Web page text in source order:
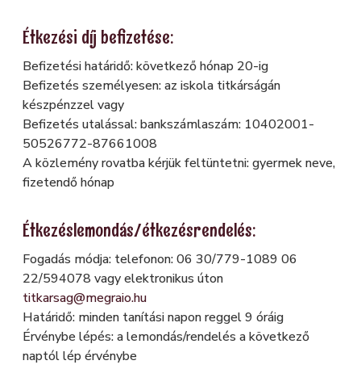
Étkezési díj befizetése:
Befizetési határidő: következő hónap 20-ig
Befizetés személyesen: az iskola titkárságán
készpénzzel vagy
Befizetés utalással: bankszámlaszám: 10402001-
50526772-87661008
A közlemény rovatba kérjük feltüntetni: gyermek neve,
fizetendő hónap
Étkezéslemondás/étkezésrendelés:
Fogadás módja: telefonon: 06 30/779-1089 06
22/594078 vagy elektronikus úton
titkarsag@megraio.hu
Határidő: minden tanítási napon reggel 9 óráig
Érvénybe lépés: a lemondás/rendelés a következő
naptól lép érvénybe